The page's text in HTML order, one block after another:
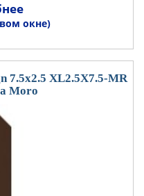
окне)
7.5x2.5 XL2.5X7.5-MR
Moro